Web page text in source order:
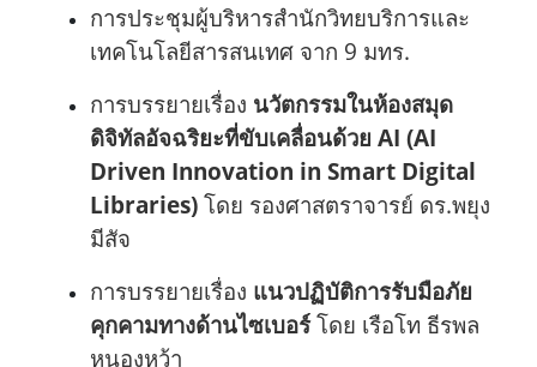
การประชุมผู้บริหารสำนักวิทยบริการและ
เทคโนโลยีสารสนเทศ จาก 9 มทร.
การบรรยายเรื่อง นวัตกรรมในห้องสมุด
ดิจิทัลอัจฉริยะที่ขับเคลื่อนด้วย AI (AI
Driven Innovation in Smart Digital
Libraries) โดย รองศาสตราจารย์ ดร.พยุง
มีสัจ
การบรรยายเรื่อง แนวปฏิบัติการรับมือภัย
คุกคามทางด้านไซเบอร์โดย เรือโท ธีรพล
หนองหว้า